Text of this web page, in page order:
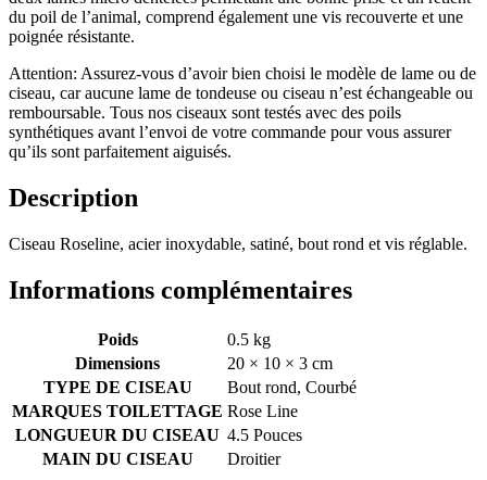
du poil de l’animal, comprend également une vis recouverte et une
poignée résistante.
Attention: Assurez-vous d’avoir bien choisi le modèle de lame ou de
ciseau, car aucune lame de tondeuse ou ciseau n’est échangeable ou
remboursable. Tous nos ciseaux sont testés avec des poils
synthétiques avant l’envoi de votre commande pour vous assurer
qu’ils sont parfaitement aiguisés.
Description
Ciseau Roseline, acier inoxydable, satiné, bout rond et vis réglable.
Informations complémentaires
Poids
0.5 kg
Dimensions
20 × 10 × 3 cm
TYPE DE CISEAU
Bout rond, Courbé
MARQUES TOILETTAGE Rose Line
LONGUEUR DU CISEAU 4.5 Pouces
MAIN DU CISEAU
Droitier